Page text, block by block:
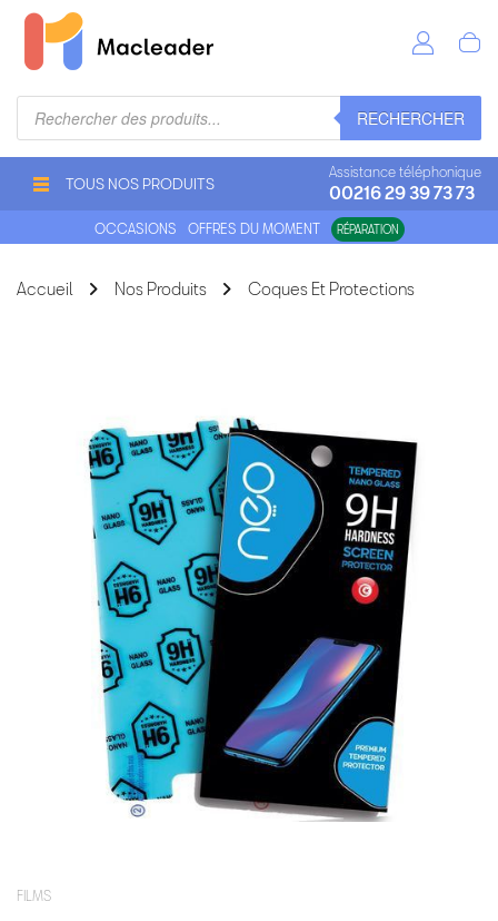
Recherche
RECHERCHER
TOUS NOS PRODUITS
Assistance téléphonique
00216 29 39 73 73
OCCASIONS OFFRES DU MOMENT RÉPARATION
Accueil Nos Produits Coques Et Protections
FILMS